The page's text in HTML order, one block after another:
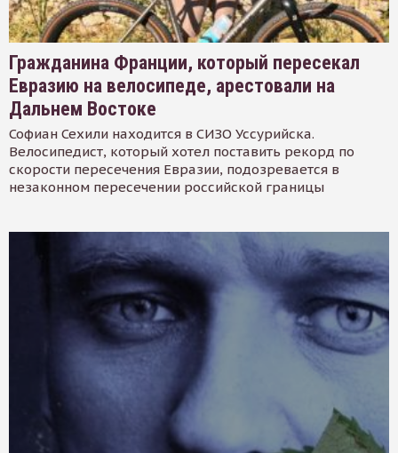
Гражданина Франции, который пересекал
Евразию на велосипеде, арестовали на
Дальнем Востоке
Софиан Сехили находится в СИЗО Уссурийска.
Велосипедист, который хотел поставить рекорд по
скорости пересечения Евразии, подозревается в
незаконном пересечении российской границы